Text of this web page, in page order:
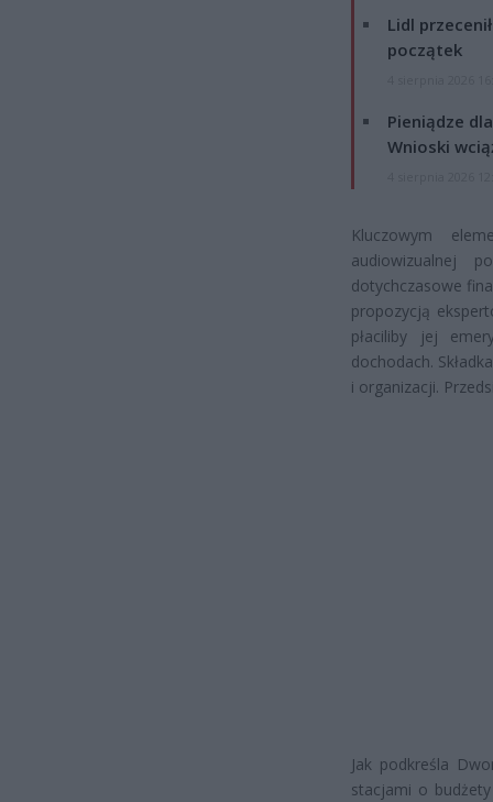
Lidl
początek
Pieniądze
Wnioski
Kluczowym
audiowizualnej
dotychczasowe
propozycją
płaciliby jej
dochodach.
i organizacji.
Jak podkreśla
stacjami o